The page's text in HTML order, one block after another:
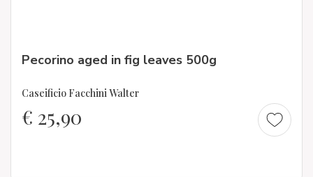
Pecorino aged in fig leaves 500g
Caseificio Facchini Walter
€ 25,90